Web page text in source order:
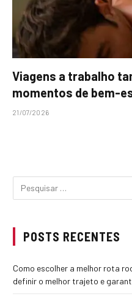
Viagens a trabalho
momentos de bem-
21/07/2026
POSTS RECENTES
Como escolher a melhor rota
definir o melhor trajeto e